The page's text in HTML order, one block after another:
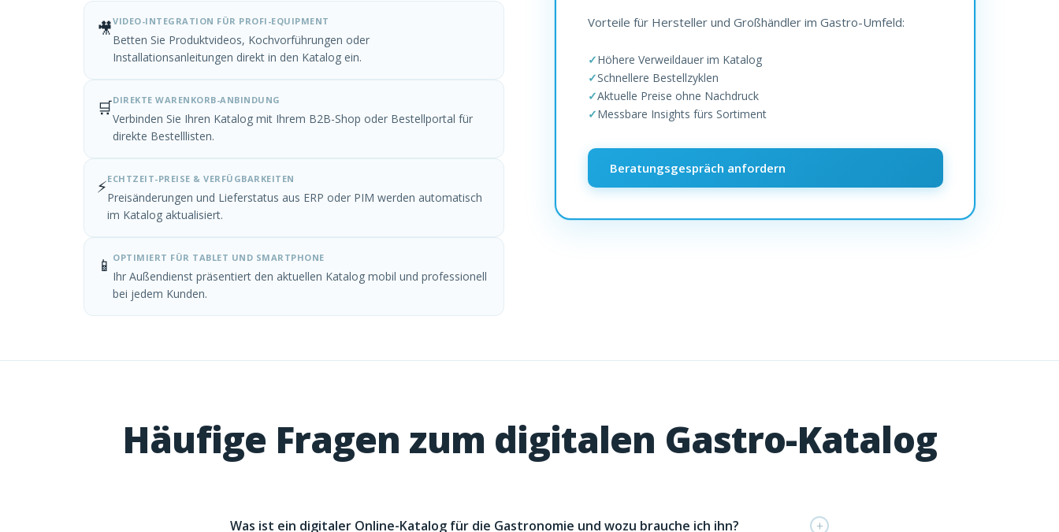
🎥VIDEO-INTEGRATION FÜR PROFI-EQUIPMENT
Betten Sie Produktvideos, Kochvorführungen oder
Installationsanleitungen direkt in den Katalog ein.
🛒DIREKTE WARENKORB-ANBINDUNG
Verbinden Sie Ihren Katalog mit Ihrem B2B-Shop oder Bestellportal für
direkte Bestelllisten.
⚡ECHTZEIT-PREISE & VERFÜGBARKEITEN
Preisänderungen und Lieferstatus aus ERP oder PIM werden automatisch
im Katalog aktualisiert.
📱 OPTIMIERT FÜR TABLET UND SMARTPHONE
Ihr Außendienst präsentiert den aktuellen Katalog mobil und professionell
bei jedem Kunden.
Vorteile für Hersteller und Großhändler im Gastro-Umfeld:
Höhere Verweildauer im Katalog
Schnellere Bestellzyklen
Aktuelle Preise ohne Nachdruck
Messbare Insights fürs Sortiment
Beratungsgespräch anfordern
Häufige Fragen zum digitalen Gastro-Katalog
Was ist ein digitaler Online-Katalog für die Gastronomie und wozu brauche ich ihn? +